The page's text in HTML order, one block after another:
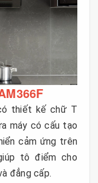
thiết kế chữ T
máy có cấu tạo
cảm ứng trên
tô điểm cho
đẳng cấp.